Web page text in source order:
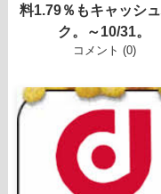
料1.79％もキャッシ
ク。～10/31。
コメント (0)